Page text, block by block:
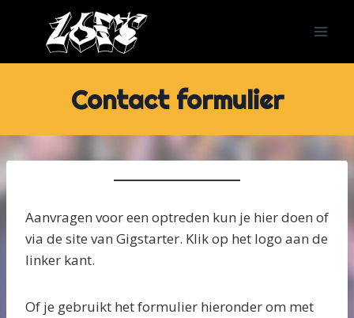
Contact formulier
Aanvragen voor een optreden kun je hier doen of
via de site van Gigstarter. Klik op het logo aan de
linker kant.
Of je gebruikt het formulier hieronder om met